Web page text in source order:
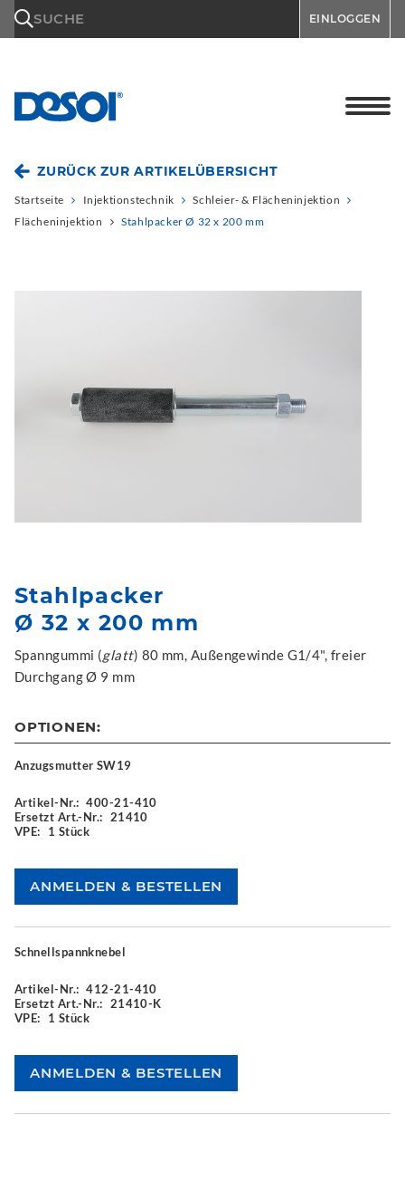
SUCHE EINLOGGEN
ZURÜCK ZUR ARTIKELÜBERSICHT
Startseite Injektionstechnik
Schleier- & Flächeninjektion
Flächeninjektion
Stahlpacker Ø 32 x 200 mm
Stahlpacker
Ø 32 x 200 mm
Spanngummi (glatt) 80 mm, Außengewinde G1/4", freier
Durchgang Ø 9 mm
OPTIONEN:
Anzugsmutter SW19
Artikel-Nr.: 400-21-410
Ersetzt Art.-Nr.: 21410
VPE:
1 Stück
Schnellspannknebel
Artikel-Nr.: 412-21-410
Ersetzt Art.-Nr.: 21410-K
VPE:
1 Stück